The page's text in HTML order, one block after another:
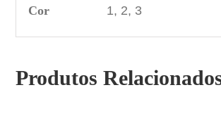
Cor 1, 2, 3
Produtos